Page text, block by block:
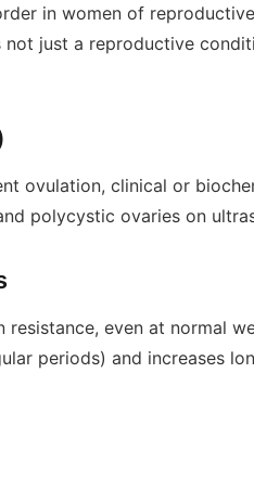
in women of
just a reproductive
ovulation, clinical or
polycystic ovaries on
even at normal
periods) and increases